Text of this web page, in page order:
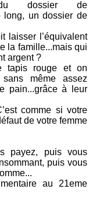
du dossier de
long, un dossier de
laisser l’équivalent
la famille...mais qui
argent ?
tapis rouge et on
même assez
pain...grâce à leur
comme si votre
de votre femme
payez, puis vous
puis vous
au 21eme